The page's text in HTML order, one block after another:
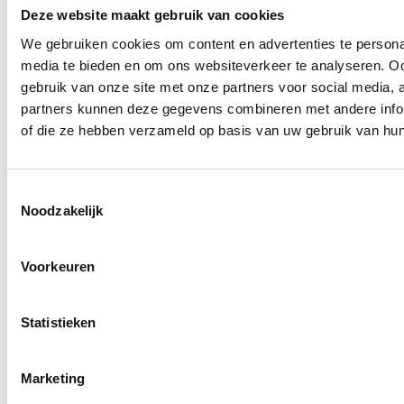
Deze website maakt gebruik van cookies
We gebruiken cookies om content en advertenties te
media te bieden en om ons websiteverkeer te analyseren.
gebruik van onze site met onze partners voor social media,
partners kunnen deze gegevens combineren met andere
of die ze hebben verzameld op basis van uw gebruik van
Noodzakelijk
Voorkeuren
Statistieken
Marketing
dat een bepaalde bestuurder
weg moet, maar je bent bang
dat er dan nooit meer een
vervanger gevonden zal
worden. We zien dat vooral
penningmeester. Vaak komt
is geworden. En dus laat je
alle gevolgen van dien…